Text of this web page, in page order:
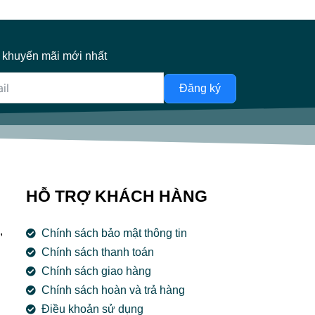
mãi mới nhất
Đăng ký
HỖ TRỢ KHÁCH HÀNG
Chính sách bảo mật thông tin
Chính sách thanh toán
Chính sách giao hàng
Chính sách hoàn và trả hàng
Điều khoản sử dụng